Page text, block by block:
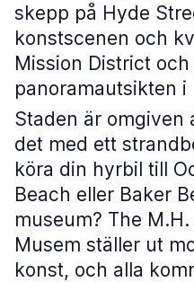
skepp på Hyde
konstscenen och
Mission District
panoramautsikten i
Staden är omgiven
det med ett
köra din hyrbil till
Beach eller Baker
museum? The
Musem ställer ut
konst, och alla